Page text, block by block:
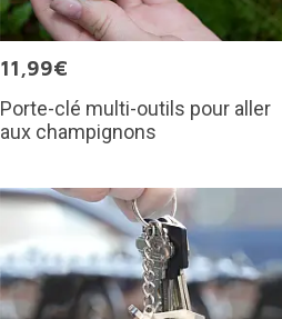
11,99€
Porte-clé multi-outils pour aller
aux champignons